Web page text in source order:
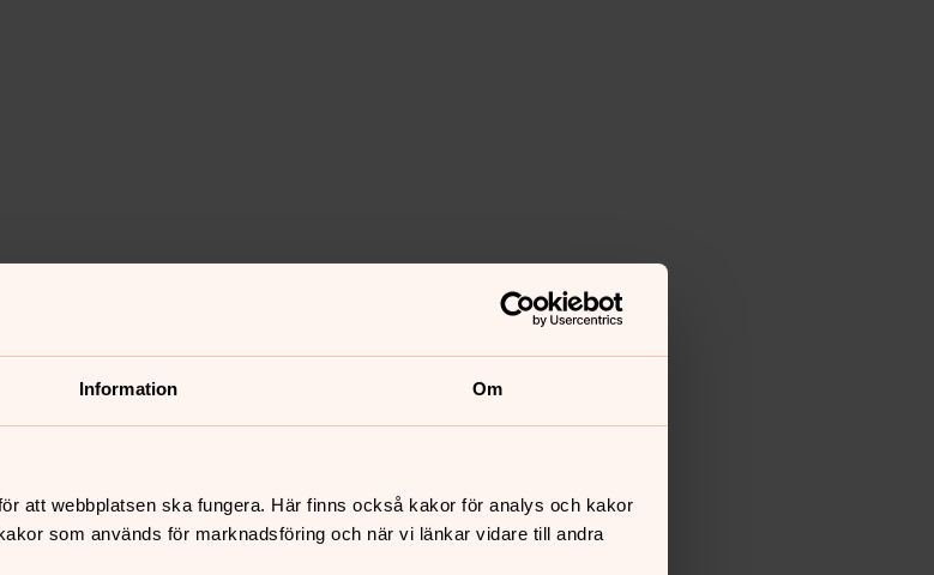
Information Om
att webbplatsen ska fungera. Här finns också kakor för analys och kakor
som används för marknadsföring och när vi länkar vidare till andra